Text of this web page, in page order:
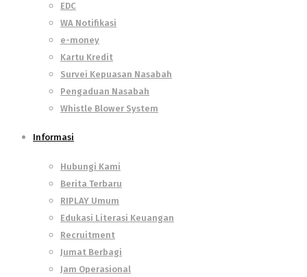
EDC
WA Notifikasi
e-money
Kartu Kredit
Survei Kepuasan Nasabah
Pengaduan Nasabah
Whistle Blower System
Informasi
Hubungi Kami
Berita Terbaru
RIPLAY Umum
Edukasi Literasi Keuangan
Recruitment
Jumat Berbagi
Jam Operasional